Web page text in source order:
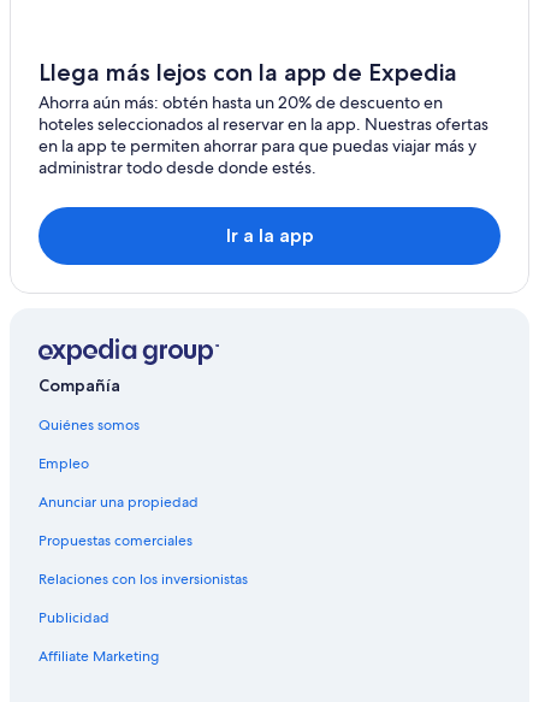
Hoteles cerca de Acadia National Park's Visitors Center
Hoteles cerca de Somes Sound
B&B en Trenton
Hoteles en Trenton
Hoteles baratos en Mount Desert Island
Hoteles con traslado del/al aeropuerto en Mount Desert
Island
Hoteles cerca de Precipice Trail
Hoteles cerca de Thompson Island Information Center
Cabañas en Northeast Harbor
Llega más lejos con la app de Expedia
Ahorra aún más: obtén hasta un 20% de descuento en
hoteles seleccionados al reservar en la app. Nuestras ofertas
en la app te permiten ahorrar para que puedas viajar más y
administrar todo desde donde estés.
Ir a la app
Compañía
Quiénes somos
Empleo
Anunciar una propiedad
Propuestas comerciales
Relaciones con los inversionistas
Publicidad
Affiliate Marketing